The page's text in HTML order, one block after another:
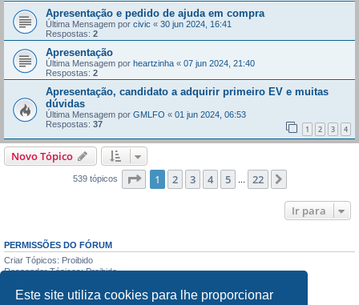
Este site utiliza cookies para lhe proporcionar
Apresentação e pedido de ajuda em compra
Última Mensagem por civic « 30 jun 2024, 16:41
Respostas: 2
Apresentação
Última Mensagem por heartzinha « 07 jun 2024, 21:40
Respostas: 2
Apresentação, candidato a adquirir primeiro EV e muitas
dúvidas
Última Mensagem por GMLFO « 01 jun 2024, 06:53
Respostas: 37 1 2 3 4
Novo Tópico
539 tópicos Página de 22
1 2 3 4 5 22
Ir para
PERMISSÕES DO FÓRUM
Criar Tópicos: Proibido
Responder Tópicos: Proibido
Apagar Mensagens: Proibido